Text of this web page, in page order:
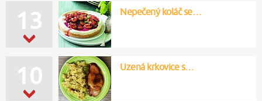
13 Nepečený koláč se…
10 Uzená krkovice s…